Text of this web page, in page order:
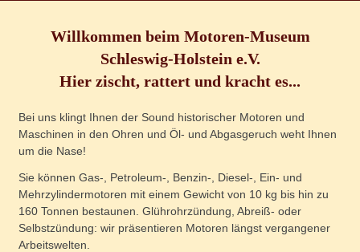
Willkommen beim Motoren-Museum
Schleswig-Holstein e.V.
Hier zischt, rattert und kracht es...
Bei uns klingt Ihnen der Sound historischer Motoren und
Maschinen in den Ohren und Öl- und Abgasgeruch weht Ihnen
um die Nase!
Sie können Gas-, Petroleum-, Benzin-, Diesel-, Ein- und
Mehrzylindermotoren mit einem Gewicht von 10 kg bis hin zu
160 Tonnen bestaunen. Glührohrzündung, Abreiß- oder
Selbstzündung: wir präsentieren Motoren längst vergangener
Arbeitswelten.